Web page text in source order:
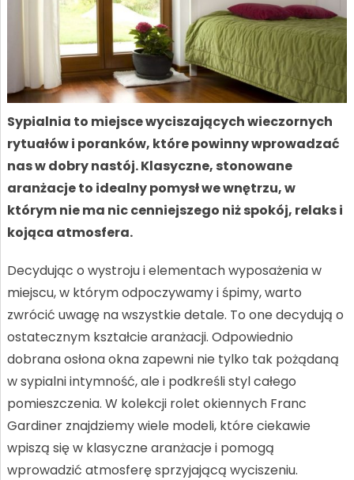
Sypialnia to miejsce wyciszających wieczornych
rytuałów i poranków, które powinny wprowadzać
nas w dobry nastój. Klasyczne, stonowane
aranżacje to idealny pomysł we wnętrzu, w
którym nie ma nic cenniejszego niż spokój, relaks i
kojąca atmosfera.
Decydując o wystroju i elementach wyposażenia w
miejscu, w którym odpoczywamy i śpimy, warto
zwrócić uwagę na wszystkie detale. To one decydują o
ostatecznym kształcie aranżacji. Odpowiednio
dobrana osłona okna zapewni nie tylko tak pożądaną
w sypialni intymność, ale i podkreśli styl całego
pomieszczenia. W kolekcji rolet okiennych Franc
Gardiner znajdziemy wiele modeli, które ciekawie
wpiszą się w klasyczne aranżacje i pomogą
wprowadzić atmosferę sprzyjającą wyciszeniu.